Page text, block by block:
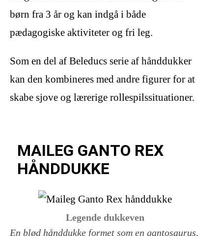
børn fra 3 år og kan indgå i både
pædagogiske aktiviteter og fri leg.
Som en del af Beleducs serie af hånddukker
kan den kombineres med andre figurer for at
skabe sjove og lærerige rollespilssituationer.
Legende dukkeven
MAILEG GANTO REX
HÅNDDUKKE
En blød hånddukke formet som en gantosaurus,